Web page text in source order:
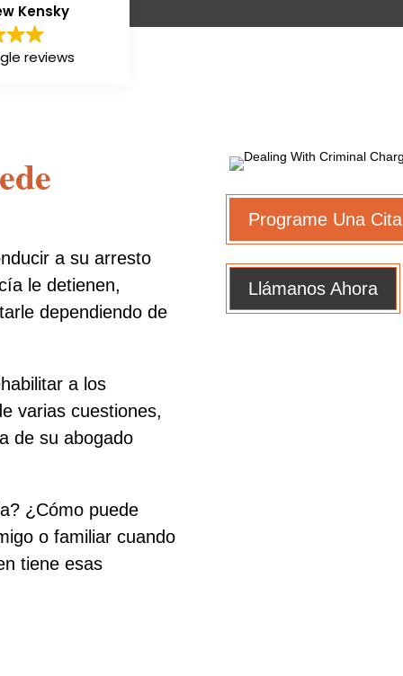
Kensky
reviews
a su arresto
le detienen,
dependiendo de
a los
varias cuestiones,
de su abogado
¿Cómo puede
o familiar cuando
tiene esas
Programe Una Cita
Llámanos Ahora